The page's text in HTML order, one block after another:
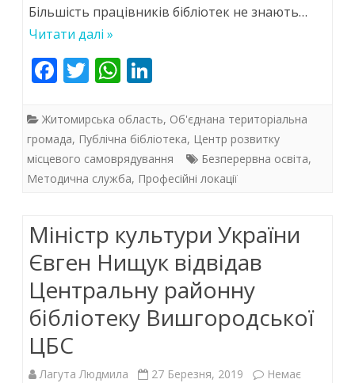
розвитку
та
змін
застарілої
системи
Більшість працівників бібліотек не знають…
Читати далі »
F
e
b
o
o
k
T
itt
er
W
at
s
A
p
k
e
dI
n
Житомирська область, Об'єднана територіальна
громада, Публічна бібліотека, Центр розвитку
місцевого самоврядування
Безперервна освіта,
Методична служба, Професійні локації
Міністр культури України
Євген Нищук відвідав
Центральну районну
бібліотеку Вишгородської
ЦБС
Лагута Людмила 27 Березня, 2019
Немає